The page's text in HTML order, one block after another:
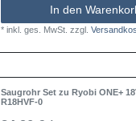
In den
*inkl. ges. MwSt. zzgl.
Saugrohr Set zu Ryobi ONE+
R18HVF-0